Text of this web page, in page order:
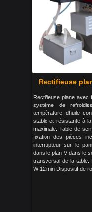
Rectifieuse
Rectifieuse plane avec
système de
température dhuile
stable et résistante à
maximale. Table de
fixation des pièces
interrupteur sur le
dans le plan V dans le
transversal de la table.
W 12lmin Dispositif de